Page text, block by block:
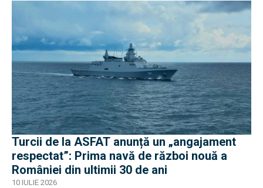
Turcii de la ASFAT anunță un „angajament
respectat”: Prima navă de război nouă a
României din ultimii 30 de ani
10 IULIE 2026